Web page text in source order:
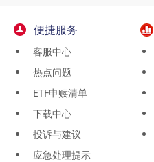
便捷服务
客服中心
热点问题
ETF申赎清单
下载中心
投诉与建议
应急处理提示